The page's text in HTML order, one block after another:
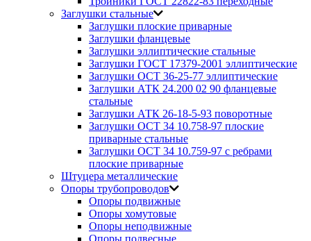
Заглушки стальные
Заглушки плоские приварные
Заглушки фланцевые
Заглушки эллиптические стальные
Заглушки ГОСТ 17379-2001 эллиптические
Заглушки ОСТ 36-25-77 эллиптические
Заглушки АТК 24.200 02 90 фланцевые
стальные
Заглушки АТК 26-18-5-93 поворотные
Заглушки ОСТ 34 10.758-97 плоские
приварные стальные
Заглушки ОСТ 34 10.759-97 с ребрами
плоские приварные
Штуцера металлические
Опоры трубопроводов
Опоры подвижные
Опоры хомутовые
Опоры неподвижные